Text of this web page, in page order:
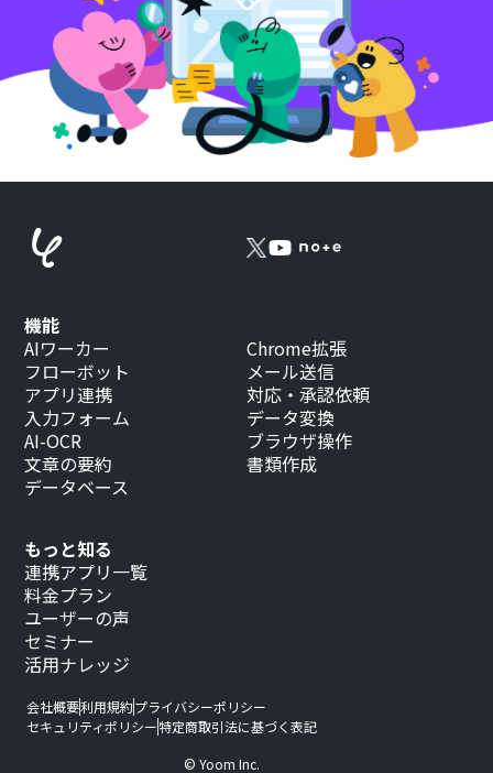
もっと知る
連携アプリ一覧
料金プラン
ユーザーの声
セミナー
活用ナレッジ
機能
AIワーカー
フローボット
アプリ連携
入力フォーム
AI-OCR
文章の要約
データベース
Chrome拡張
メール送信
対応・承認依頼
データ変換
ブラウザ操作
書類作成
会社概要利用規約プライバシーポリシー
セキュリティポリシー特定商取引法に基づく表記
© Yoom Inc.